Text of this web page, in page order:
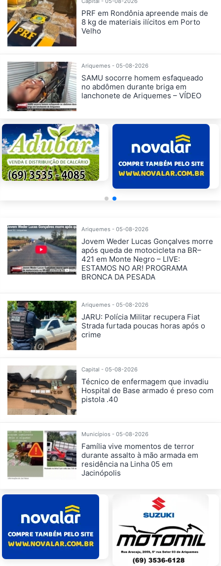
PRF em Rondônia apreende mais de
8 kg de materiais ilícitos em Porto
Velho
Ariquemes - 05-08-2026
SAMU socorre homem esfaqueado
no abdômen durante briga em
lanchonete de Ariquemes – VÍDEO
Ariquemes - 05-08-2026
Jovem Weder Lucas Gonçalves morre
após queda de motocicleta na BR–
421 em Monte Negro – LIVE:
ESTAMOS NO AR! PROGRAMA
BRONCA DA PESADA
Ariquemes - 05-08-2026
JARU: Polícia Militar recupera Fiat
Strada furtada poucas horas após o
crime
Capital - 05-08-2026
Técnico de enfermagem que invadiu
Hospital de Base armado é preso com
pistola .40
Municípios - 05-08-2026
Família vive momentos de terror
durante assalto à mão armada em
residência na Linha 05 em
Jacinópolis